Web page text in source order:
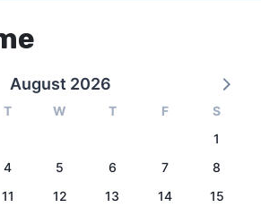
August 2026
T W T F
S
1
4 5 6 7
8
11 12 13 14
15